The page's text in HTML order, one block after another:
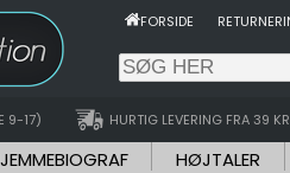
FORSIDE
9-17) HURTIG LEVERING FRA 39 KR
HØJTALER